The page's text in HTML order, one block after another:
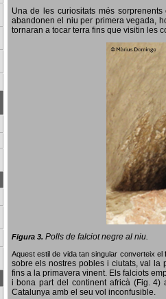
Una de les curiositats més
abandonen el niu per primera vegada,
tornaran a tocar terra fins que visitin les
Figura 3. Polls de falciot negre al niu.
Aquest estil de vida tan singular converteix
sobre els nostres pobles i ciutats, val la
fins a la primavera vinent. Els falciots
i bona part del continent africà (Fig.
Catalunya amb el seu vol inconfusible.